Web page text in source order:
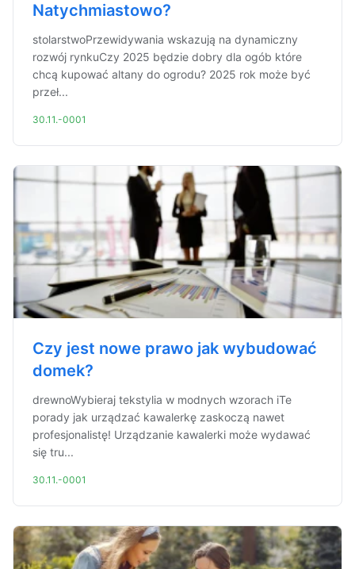
Natychmiastowo?
stolarstwoPrzewidywania wskazują na dynamiczny
rozwój rynkuCzy 2025 będzie dobry dla ogób które
chcą kupować altany do ogrodu? 2025 rok może być
przeł...
30.11.-0001
Czy jest nowe prawo jak wybudować
domek?
drewnoWybieraj tekstylia w modnych wzorach iTe
porady jak urządzać kawalerkę zaskoczą nawet
profesjonalistę! Urządzanie kawalerki może wydawać
się tru...
30.11.-0001